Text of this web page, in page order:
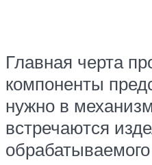
Главная черта
компоненты
нужно в
встречаются